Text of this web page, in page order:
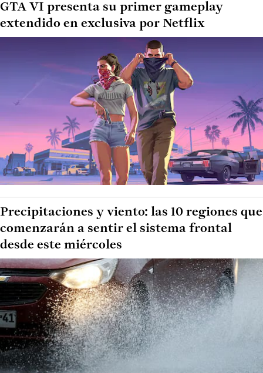
GTA VI presenta su primer gameplay
extendido en exclusiva por Netflix
Precipitaciones y viento: las 10 regiones que
comenzarán a sentir el sistema frontal
desde este miércoles